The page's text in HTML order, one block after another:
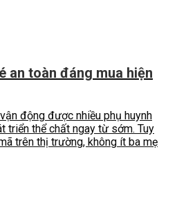
an toàn đáng mua hiện
động được nhiều phụ huynh
triển thể chất ngay từ sớm. Tuy
trên thị trường, không ít ba mẹ